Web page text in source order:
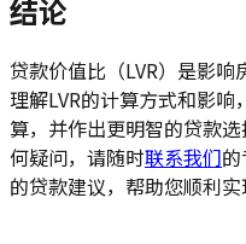
结论
贷款价值比（LVR）是影响
理解LVR的计算方式和影
算，并作出更明智的贷款
何疑问，请随时联系我们
的贷款建议，帮助您顺利实